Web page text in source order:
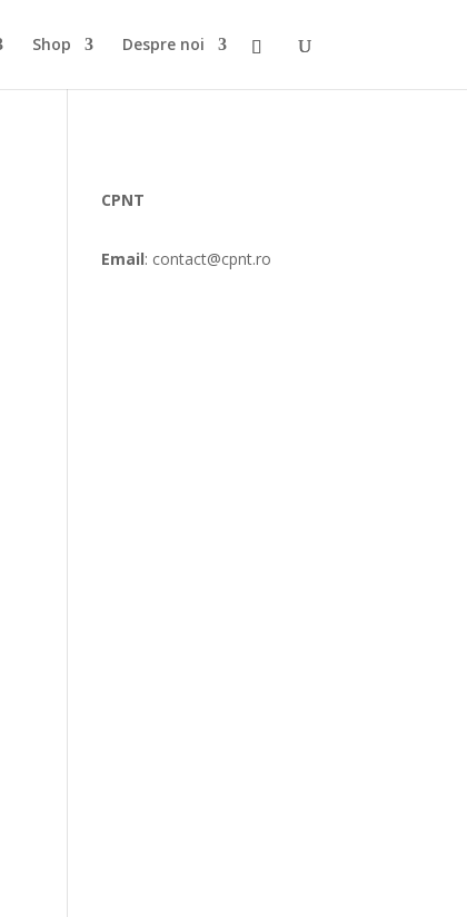
Shop Despre noi
CPNT
Email: contact@cpnt.ro